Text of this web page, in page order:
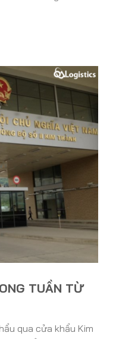
TUẦN TỪ
qua cửa khẩu Kim